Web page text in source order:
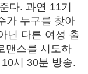
다. 과연 11기
가 누구를 찾아
닌 다른 여성 출
맨스를 시도하
시 30분 방송.